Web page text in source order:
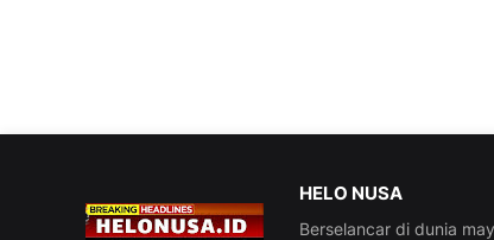
HELO NUSA
Berselancar di dunia